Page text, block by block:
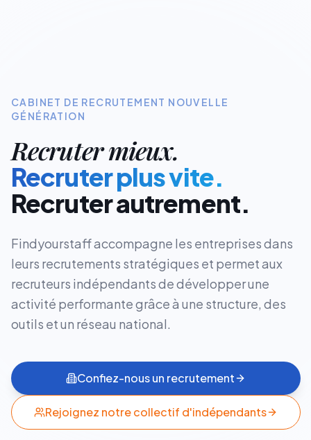
CABINET DE RECRUTEMENT NOUVELLE
GÉNÉRATION
Recruter mieux.
Recruter plus vite.
Recruter autrement.
Findyourstaff accompagne les entreprises dans
leurs recrutements stratégiques et permet aux
recruteurs indépendants de développer une
activité performante grâce à une structure, des
outils et un réseau national.
Confiez-nous un recrutement
Rejoignez notre collectif d'indépendants